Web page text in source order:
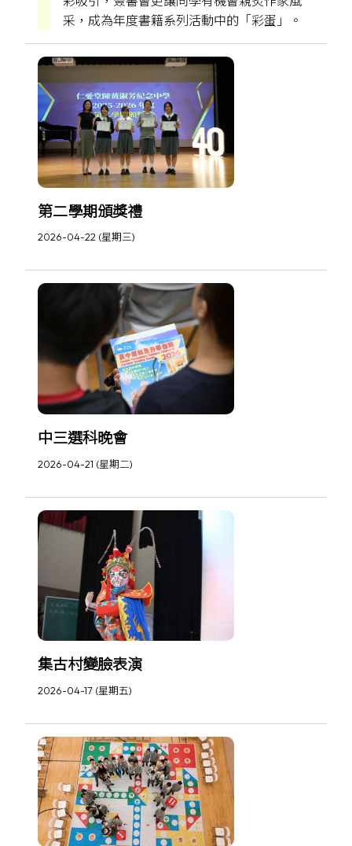
采，成為年度書籍系列活動中的「彩蛋」。
第二學期頒獎禮
2026-04-22 (星期三)
中三選科晚會
2026-04-21 (星期二)
集古村變臉表演
2026-04-17 (星期五)